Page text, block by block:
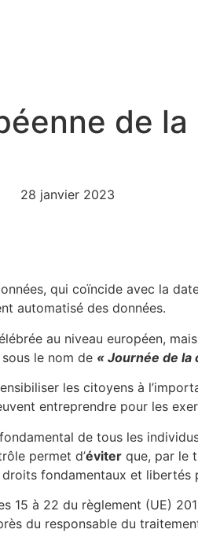
de
28 janvier 2023
qui coïncide avec la
automatisé des données.
au niveau européen,
le nom de « Journée de la
les citoyens à
entreprendre pour les
de tous les
permet d’éviter que, par le
droits fondamentaux et
à 22 du règlement (UE)
du responsable du